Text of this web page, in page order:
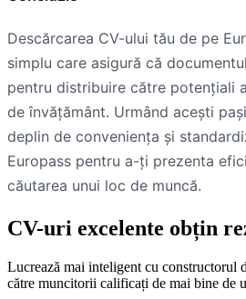
Descărcarea CV-ului tău de pe
simplu care asigură că
pentru distribuire către potențiali
de învățământ. Urmând acești
deplin de conveniența și
Europass pentru a-ți prezenta
căutarea unui loc de muncă.
CV-uri excelente obțin
Lucrează mai inteligent cu constructorul
către muncitorii calificați de mai bine de